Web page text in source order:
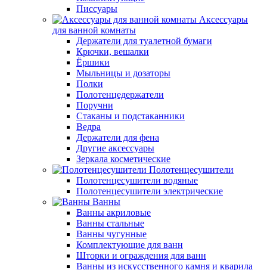
Писсуары
Аксессуары
для ванной комнаты
Держатели для туалетной бумаги
Крючки, вешалки
Ёршики
Мыльницы и дозаторы
Полки
Полотенцедержатели
Поручни
Стаканы и подстаканники
Ведра
Держатели для фена
Другие аксессуары
Зеркала косметические
Полотенцесушители
Полотенцесушители водяные
Полотенцесушители электрические
Ванны
Ванны акриловые
Ванны стальные
Ванны чугунные
Комплектующие для ванн
Шторки и ограждения для ванн
Ванны из искусственного камня и кварила